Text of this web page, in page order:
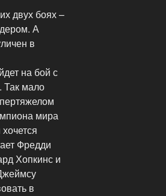
двух боях –
А
в
на бой с
Так мало
мира
Фредди
Хопкинс и
в